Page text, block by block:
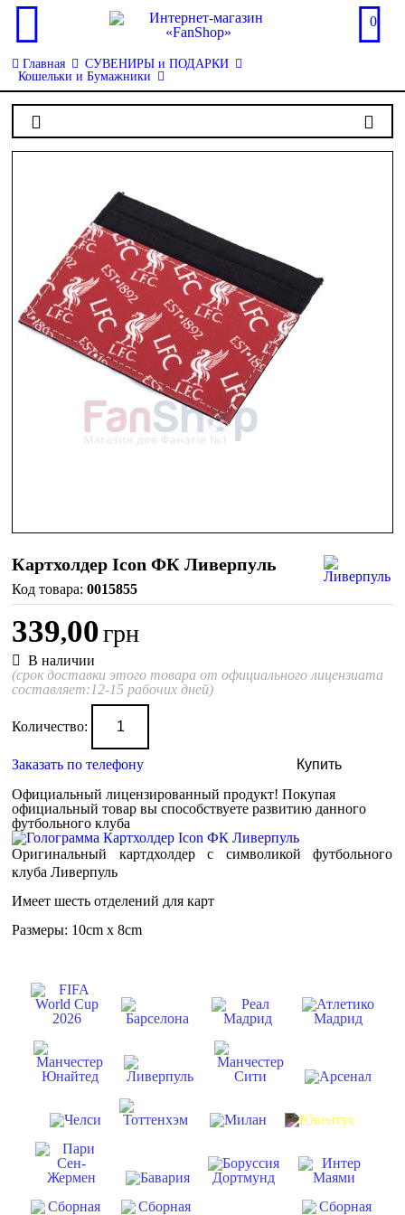
0
Главная
СУВЕНИРЫ и ПОДАРКИ
Кошельки и Бумажники
Картхолдер Icon ФК Ливерпуль
0015855
339,00грн
В наличии
(срок доставки этого товара от официального лицензиата
составляет:12-15 рабочих дней)
Количество:
Заказать по телефону
Купить
Официальный лицензированный продукт!Покупая
официальный товар вы способствуете развитию данного
футбольного клуба
Оригинальный картдхолдер с символикой футбольного
клуба Ливерпуль
Имеет шесть отделений для карт
Размеры: 10cm x 8cm